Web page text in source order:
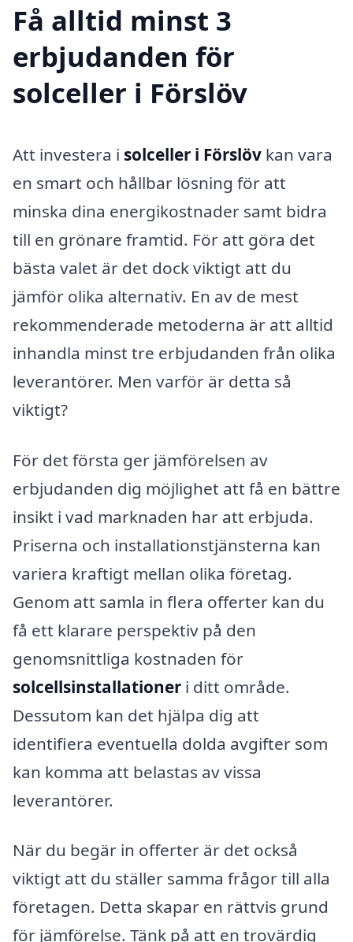
Få alltid minst 3
erbjudanden för
solceller i Förslöv
Att investera i solceller i Förslöv kan vara
en smart och hållbar lösning för att
minska dina energikostnader samt bidra
till en grönare framtid. För att göra det
bästa valet är det dock viktigt att du
jämför olika alternativ. En av de mest
rekommenderade metoderna är att alltid
inhandla minst tre erbjudanden från olika
leverantörer. Men varför är detta så
viktigt?
För det första ger jämförelsen av
erbjudanden dig möjlighet att få en bättre
insikt i vad marknaden har att erbjuda.
Priserna och installationstjänsterna kan
variera kraftigt mellan olika företag.
Genom att samla in flera offerter kan du
få ett klarare perspektiv på den
genomsnittliga kostnaden för
solcellsinstallationer i ditt område.
Dessutom kan det hjälpa dig att
identifiera eventuella dolda avgifter som
kan komma att belastas av vissa
leverantörer.
När du begär in offerter är det också
viktigt att du ställer samma frågor till alla
företagen. Detta skapar en rättvis grund
för jämförelse. Tänk på att en trovärdig